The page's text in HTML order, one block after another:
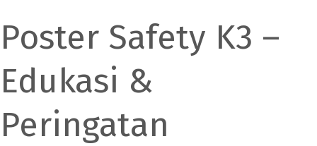
Poster Safety K3 –
Edukasi &
Peringatan